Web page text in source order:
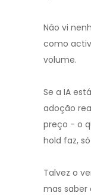
Não vi
como
volume.
Se a IA
adoção
preço - o
hold faz,
Talvez o
mas saber